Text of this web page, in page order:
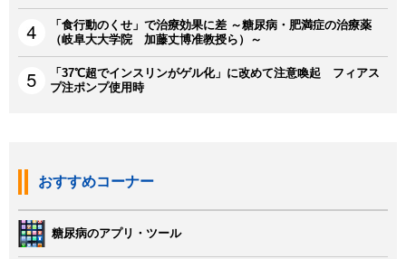
「食行動のくせ」で治療効果に差 ～糖尿病・肥満症の治療薬
（岐阜大大学院 加藤丈博准教授ら）～
「37℃超でインスリンがゲル化」に改めて注意喚起 フィアス
プ注ポンプ使用時
おすすめコーナー
糖尿病のアプリ・ツール